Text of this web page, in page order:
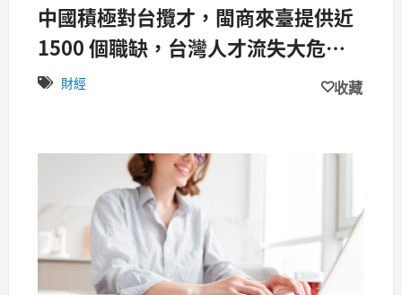
中國積極對台攬才，閩商來臺提供近
1500 個職缺，台灣人才流失大危
機！？
財經 收藏